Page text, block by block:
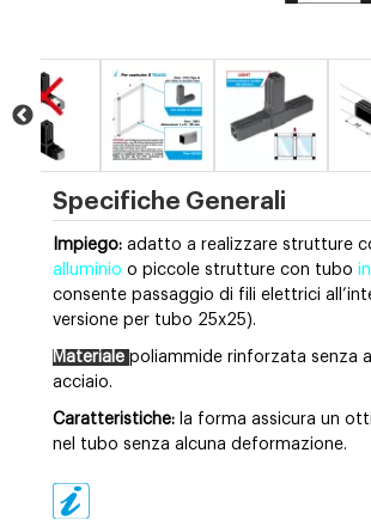
Specifiche Generali
Impiego: adatto a realizzare strutture
alluminio o piccole strutture con tubo
consente passaggio di fili elettrici
versione per tubo 25x25).
Materiale poliammide rinforzata senza
acciaio.
Caratteristiche: la forma assicura un
nel tubo senza alcuna deformazione.